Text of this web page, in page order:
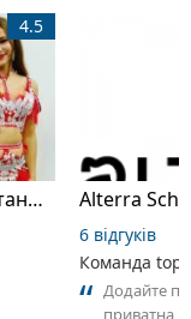
Hot Arabian Dance, школа східного танцю
4.5
6 відгуків
Команда
Додайте